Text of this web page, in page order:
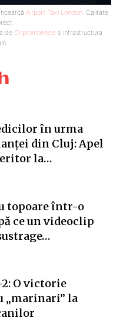
în urma
din Cluj: Apel
la…
topoare într-o
ce un videoclip
O victorie
„marinari” la
Airport Taxi London. Calitate
de Criptomonede si infrastructura